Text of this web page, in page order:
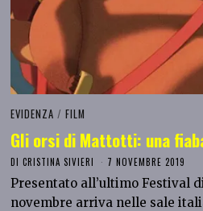
EVIDENZA / FILM
Gli orsi di Mattotti: una
DICRISTINA SIVIERI 7 NOVEMBRE 2019
Presentato all’ultimo Festival
novembre arriva nelle sale